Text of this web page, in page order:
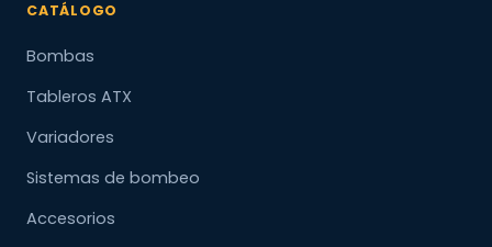
CATÁLOGO
Bombas
Tableros ATX
Variadores
Sistemas de bombeo
Accesorios